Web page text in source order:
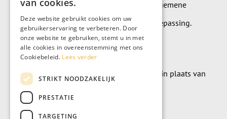
Op alle leveringen en diensten zijn onze algemene
leverings- en betalingsvoorwaarden van toepassing.
Algemene voorwaarden
Wilt u geld doneren? Dat kan uiteraard ook in plaats van
meubels te kopen.
Doneer
van cookies.
Deze website gebruikt cookies om uw
gebruikerservaring te verbeteren. Door
onze website te gebruiken, stemt u in met
alle cookies in overeenstemming met ons
Cookiebeleid. Lees verder
STRIKT NOODZAKELIJK
PRESTATIE
TARGETING